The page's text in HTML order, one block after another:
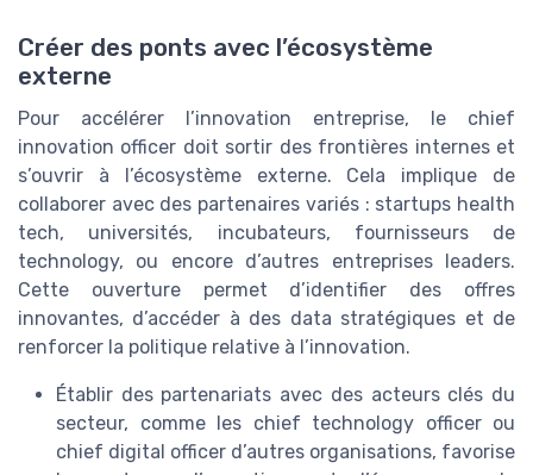
Créer des ponts avec l’écosystème
externe
Pour accélérer l’innovation entreprise, le chief
innovation officer doit sortir des frontières internes et
s’ouvrir à l’écosystème externe. Cela implique de
collaborer avec des partenaires variés : startups health
tech, universités, incubateurs, fournisseurs de
technology, ou encore d’autres entreprises leaders.
Cette ouverture permet d’identifier des offres
innovantes, d’accéder à des data stratégiques et de
renforcer la politique relative à l’innovation.
Établir des partenariats avec des acteurs clés du
secteur, comme les chief technology officer ou
chief digital officer d’autres organisations, favorise